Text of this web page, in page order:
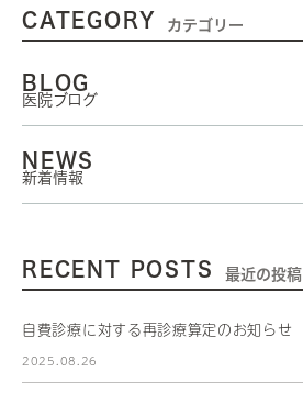
CATEGORY カテゴリー
BLOG
医院ブログ
NEWS
新着情報
RECENT POSTS 最近の投稿
自費診療に対する再診療算定のお知らせ
2025.08.26